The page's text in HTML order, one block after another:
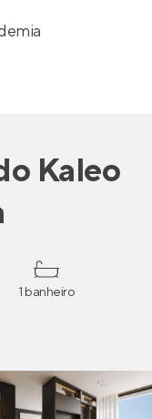
Kaleo
1 banheiro